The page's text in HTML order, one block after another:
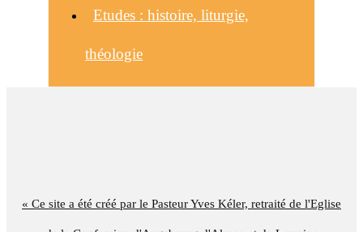
« Ce site a été créé par le Pasteur Yves Kéler, retraité de l'Eglise
Etudes : histoire, liturgie,
théologie